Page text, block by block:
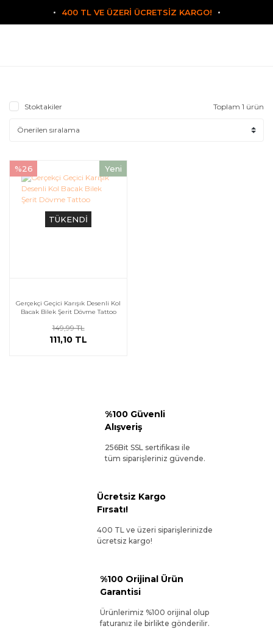
400 TL VE ÜZERİ ÜCRETSİZ KARGO!
Stoktakiler Toplam 1 ürün
Yeni
TÜKENDİ
%26
Gerçekçi Geçici Karışık Desenli Kol
Bacak Bilek Şerit Dövme Tattoo
149,99 TL
111,10 TL
%100 Güvenli
Alışveriş
256Bit SSL sertifikası ile
tüm siparişleriniz güvende.
Ücretsiz Kargo
Fırsatı!
400 TL ve üzeri siparişlerinizde
ücretsiz kargo!
%100 Orijinal Ürün
Garantisi
Ürünlerimiz %100 orijinal olup
faturanız ile birlikte gönderilir.